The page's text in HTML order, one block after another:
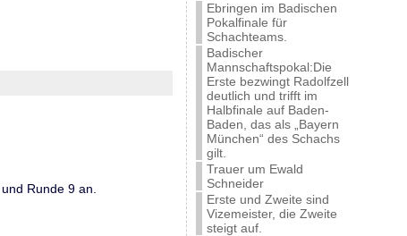
Runde 9 an.
Ebringen im Badischen
Pokalfinale für
Schachteams.
Badischer
Mannschaftspokal:Die
Erste bezwingt Radolfzell
deutlich und trifft im
Halbfinale auf Baden-
Baden, das als „Bayern
München“ des Schachs
gilt.
Trauer um Ewald
Schneider
Erste und Zweite sind
Vizemeister, die Zweite
steigt auf.